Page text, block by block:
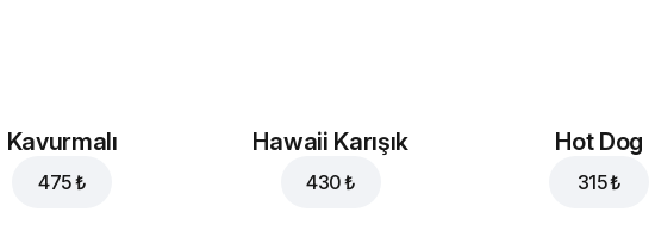
Kavurmalı
475 ₺
Hawaii Karışık
430 ₺
Hot Dog
315 ₺